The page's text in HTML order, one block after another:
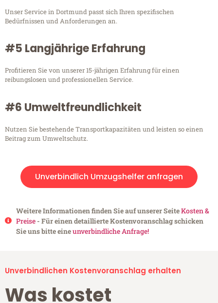
Unser Service in Dortmund passt sich Ihren spezifischen
Bedürfnissen und Anforderungen an.
#5 Langjährige Erfahrung
Profitieren Sie von unserer 15-jährigen Erfahrung für einen
reibungslosen und professionellen Service.
#6 Umweltfreundlichkeit
Nutzen Sie bestehende Transportkapazitäten und leisten so einen
Beitrag zum Umweltschutz.
Unverbindlich Umzugshelfer anfragen
Weitere Informationen finden Sie auf unserer SeiteKosten &
Preise- Für einen detaillierte Kostenvoranschlag schicken
Sie uns bitte eineunverbindliche Anfrage!
Unverbindlichen Kostenvoranschlag erhalten
Was kostet